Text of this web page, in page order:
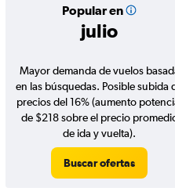
Popular en
julio
Mayor demanda de vuelos
en las búsquedas. Posible subida
precios del 16% (aumento
de $218 sobre el precio
de ida y vuelta).
Buscar ofertas